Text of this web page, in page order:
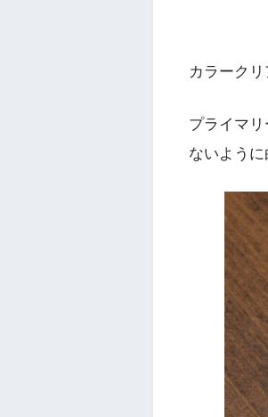
カラーク
プライマ
ないように